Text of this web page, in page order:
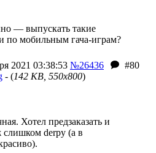
— выпускать такие
по мобильным гача-играм?
2021 03:38:53 №26436
#80
- (142 KB, 550x800)
Хотел предзаказать и
derpy (а в